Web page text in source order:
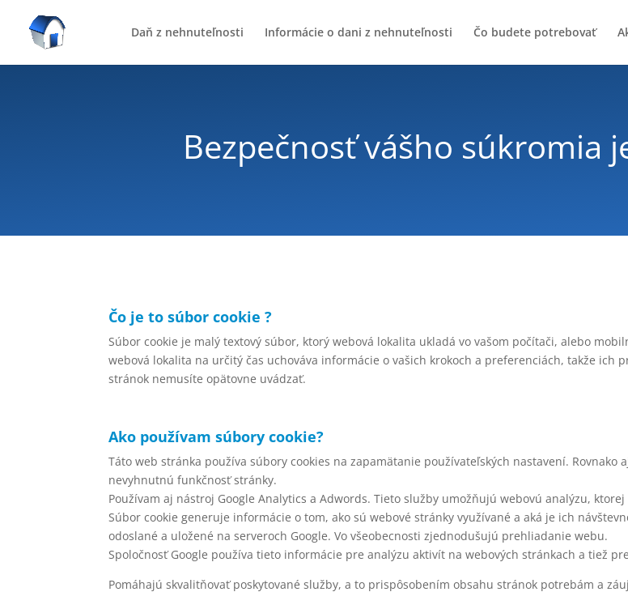
Daň z nehnuteľnosti Informácie o dani z nehnuteľnosti Čo budete potrebovať
Bezpečnosť vášho súkromia
Čo je to súbor cookie ?
Súbor cookie je malý textový súbor, ktorý webová lokalita ukladá vo vašom počítači, alebo
webová lokalita na určitý čas uchováva informácie o vašich krokoch a preferenciách, takže
stránok nemusíte opätovne uvádzať.
Ako používam súbory cookie?
Táto web stránka používa súbory cookies na zapamätanie používateľských nastavení.
nevyhnutnú funkčnosť stránky.
Používam aj nástroj Google Analytics a Adwords. Tieto služby umožňujú webovú analýzu,
Súbor cookie generuje informácie o tom, ako sú webové stránky využívané a aká je ich
odoslané a uložené na serveroch Google. Vo všeobecnosti zjednodušujú prehliadanie webu.
Spoločnosť Google používa tieto informácie pre analýzu aktivít na webových stránkach a tiež
Pomáhajú skvalitňovať poskytované služby, a to prispôsobením obsahu stránok potrebám a